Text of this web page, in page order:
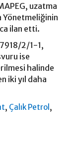
uzatma
Yönetmeliğinin
ilan etti.
2/1-1,
ise
halinde
iki yıl daha
, Çalık Petrol ,